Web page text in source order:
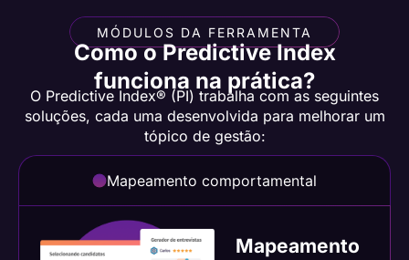
MÓDULOS DA FERRAMENTA
Como o Predictive Index
funciona na prática?
O Predictive Index® (PI) trabalha com as seguintes
soluções, cada uma desenvolvida para melhorar um
tópico de gestão:
Mapeamento comportamental
Mapeamento